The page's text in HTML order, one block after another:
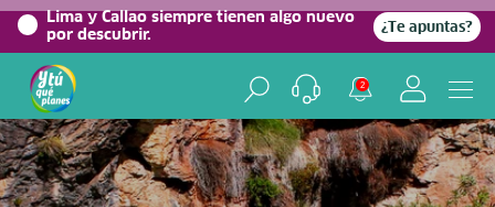
Lima y Callao siempre tienen algo nuevo
por descubrir.
¿Te apuntas?
2